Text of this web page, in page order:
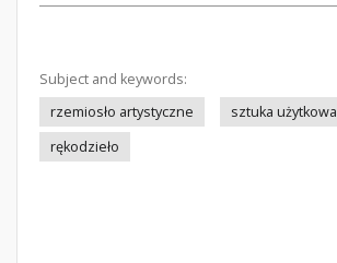
Subject and keywords:
rzemiosło artystyczne
sztuka użytkowa
rękodzieło